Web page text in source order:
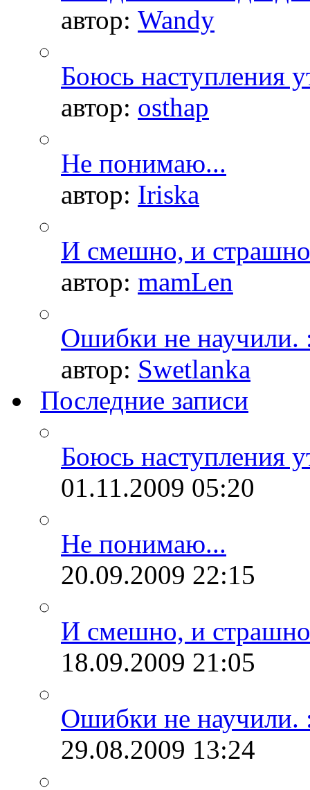
автор: Wandy
Боюсь наступления
автор: osthap
Не понимаю...
автор: Iriska
И смешно, и
автор: mamLen
Ошибки не научили.
автор: Swetlanka
Последние записи
Боюсь наступления
01.11.2009 05:20
Не понимаю...
20.09.2009 22:15
И смешно, и
18.09.2009 21:05
Ошибки не научили.
29.08.2009 13:24